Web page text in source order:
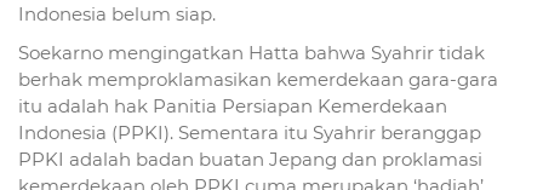
Indonesia belum siap.
Soekarno mengingatkan Hatta bahwa Syahrir tidak
berhak memproklamasikan kemerdekaan gara-gara
itu adalah hak Panitia Persiapan Kemerdekaan
Indonesia (PPKI). Sementara itu Syahrir beranggap
PPKI adalah badan buatan Jepang dan proklamasi
kemerdekaan oleh PPKI cuma merupakan ‘hadiah’